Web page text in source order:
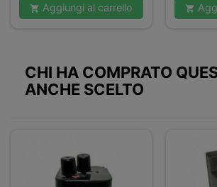
 Aggiungi al carrello 
CHI HA COMPRATO
ANCHE SCELTO